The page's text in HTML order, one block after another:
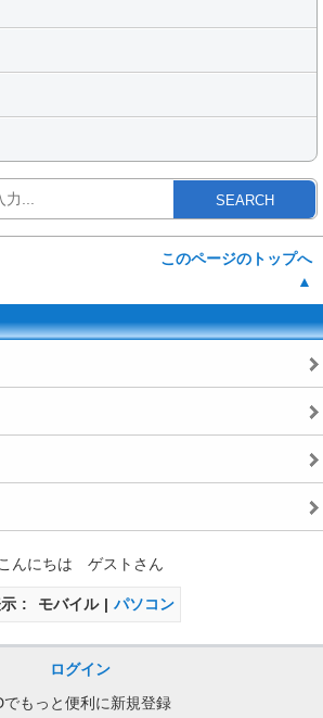
SEARCH
このページのトップへ
▲
こんにちは ゲストさん
モバイル パソコン
ログイン
でもっと便利に新規登録